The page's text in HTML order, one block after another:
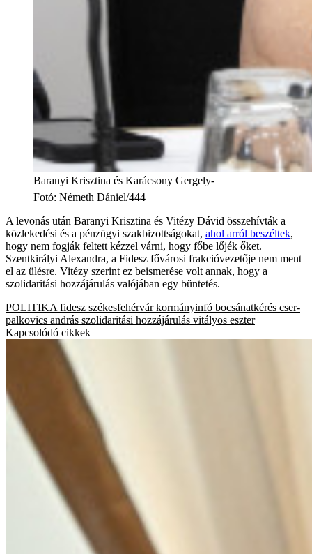
Baranyi Krisztina és Karácsony Gergely-
Fotó: Németh Dániel/444
A levonás után Baranyi Krisztina és Vitézy Dávid összehívták a
közlekedési és a pénzügyi szakbizottságokat, ahol arról beszéltek,
hogy nem fogják feltett kézzel várni, hogy főbe lőjék őket.
Szentkirályi Alexandra, a Fidesz fővárosi frakcióvezetője nem ment
el az ülésre. Vitézy szerint ez beismerése volt annak, hogy a
szolidaritási hozzájárulás valójában egy büntetés.
POLITIKA fidesz székesfehérvár kormányinfó bocsánatkérés cser-
palkovics andrás szolidaritási hozzájárulás vitályos eszter
Kapcsolódó cikkek